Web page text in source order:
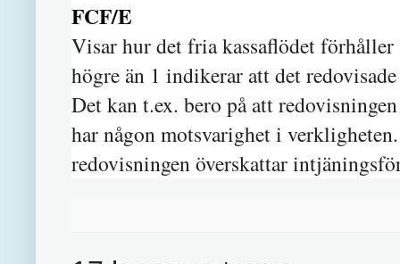
FCF/E
Visar hur det fria kassaflödet
högre än 1 indikerar att det
Det kan t.ex. bero på att
har någon motsvarighet i
redovisningen överskattar